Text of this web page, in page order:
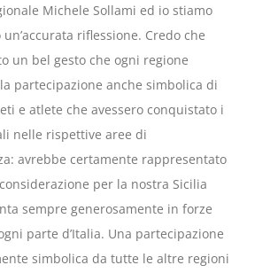
Michele Sollami ed io stiamo
riflessione. Credo che
un bel gesto che ogni regione
partecipazione anche simbolica di
e atlete che avessero conquistato i
nelle rispettive aree di
avrebbe certamente rappresentato
per la nostra Sicilia
sempre generosamente in forze
parte d’Italia. Una partecipazione
simbolica da tutte le altre regioni